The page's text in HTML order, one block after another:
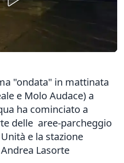
"ondata" in mattinata
e Molo Audace) a
ha cominciato a
delle aree-parcheggio
e la stazione
Lasorte